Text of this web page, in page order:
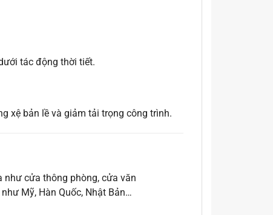
tác động thời tiết.
xệ bản lề và giảm tải trọng công trình.
như cửa thông phòng, cửa văn
Mỹ, Hàn Quốc, Nhật Bản…